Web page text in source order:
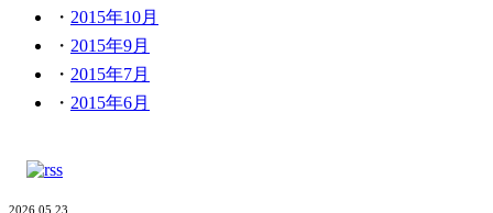
2015年10月
2015年9月
2015年7月
2015年6月
2026.05.23